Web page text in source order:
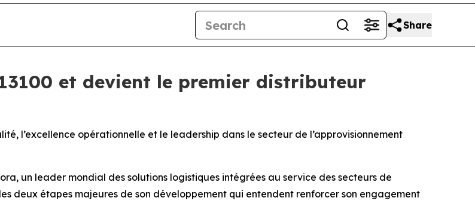
Share
et devient le premier distributeur
l’excellence opérationnelle et le leadership dans le secteur de l’approvisionnement
un leader mondial des solutions logistiques intégrées au service des secteurs de
deux étapes majeures de son développement qui entendent renforcer son engagement